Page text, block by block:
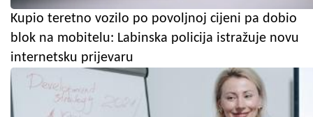
Kupio teretno vozilo po povoljnoj cijeni pa dobio
blok na mobitelu: Labinska policija istražuje novu
internetsku prijevaru